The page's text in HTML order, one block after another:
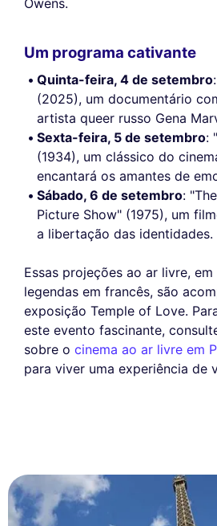
Owens.
Um programa cativante
Quinta-feira, 4 de setembro
(2025), um documentário
artista queer russo Gena
Sexta-feira, 5 de setembro:
(1934), um clássico do
encantará os amantes de
Sábado, 6 de setembro:
Picture Show" (1975), um
a libertação das identidades.
Essas projeções ao ar livre,
legendas em francês, são
exposição Temple of Love.
este evento fascinante,
sobre o cinema ao ar livre em
para viver uma experiência de